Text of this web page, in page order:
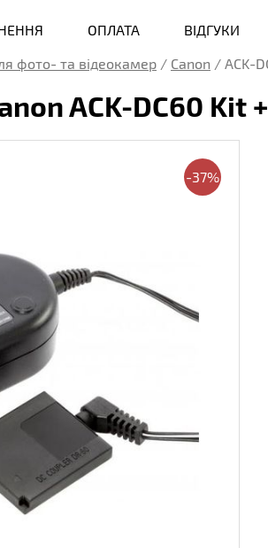
ОПЛАТА ВІДГУКИ
фото- та відеокамер / Canon / ACK-
ACK-DC60 Kit
-37%